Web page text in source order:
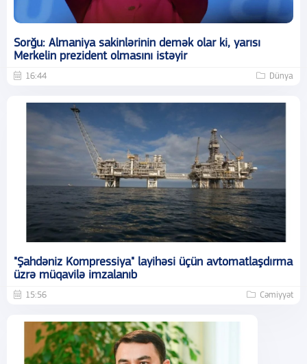
Sorğu: Almaniya sakinlərinin demək olar ki, yarısı
Merkelin prezident olmasını istəyir
16:44 Dünya
"Şahdəniz Kompressiya" layihəsi üçün avtomatlaşdırma
üzrə müqavilə imzalanıb
15:56 Cəmiyyət